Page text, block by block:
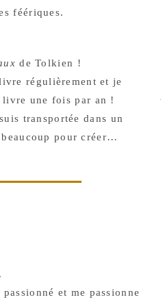
féériques.
de Tolkien !
régulièrement et je
une fois par an !
transportée dans un
pour créer…
et me passionne